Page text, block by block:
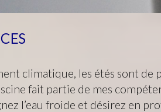
climatique, les étés sont de
fait partie de mes
l’eau froide et désirez en